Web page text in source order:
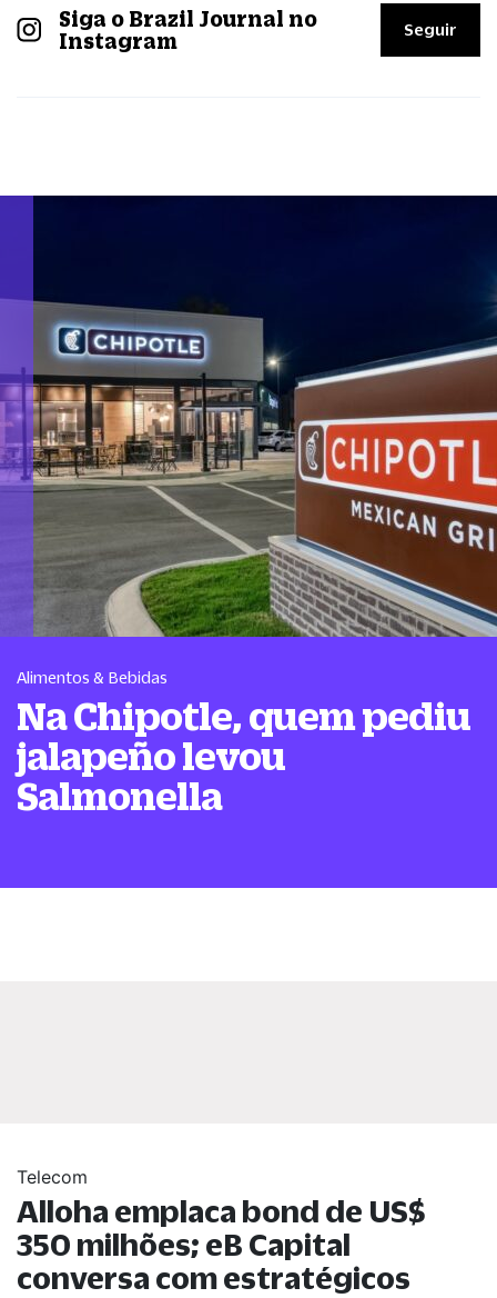
Siga o Brazil Journal no
Instagram
Seguir
Alimentos & Bebidas
Na Chipotle, quem pediu
jalapeño levou
Salmonella
Telecom
Alloha emplaca bond de US$
350 milhões; eB Capital
conversa com estratégicos